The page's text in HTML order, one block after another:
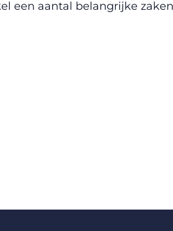
een aantal belangrijke